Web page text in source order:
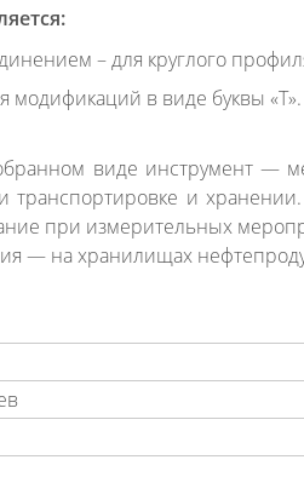
– для круглого
модификаций в виде буквы «Т».
виде инструмент —
транспортировке и
при измерительных
— на хранилищах